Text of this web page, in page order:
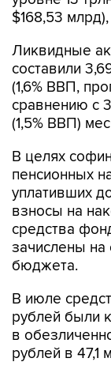
$168,53
Ликвидные
составили
(1,6% ВВП,
сравнению с
(1,5% ВВП)
В целях
пенсионных
уплативших
взносы на
средства
зачислены
бюджета.
В июле
рублей были
в
рублей в 47,1